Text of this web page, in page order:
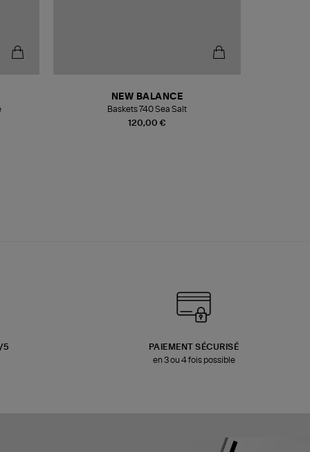
120,00 €
NEW BALANCE
Baskets 740 Sea Salt
5
PAIEMENT SÉCURISÉ
en 3 ou 4 fois possible